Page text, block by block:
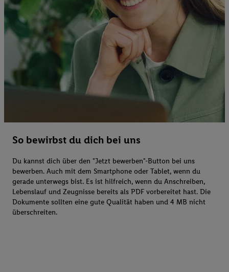
So bewirbst du dich bei uns
Du kannst dich über den "Jetzt bewerben"-Button bei uns
bewerben. Auch mit dem Smartphone oder Tablet, wenn du
gerade unterwegs bist. Es ist hilfreich, wenn du Anschreiben,
Lebenslauf und Zeugnisse bereits als PDF vorbereitet hast. Die
Dokumente sollten eine gute Qualität haben und 4 MB nicht
überschreiten.